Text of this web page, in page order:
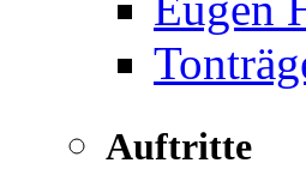
Auftritte